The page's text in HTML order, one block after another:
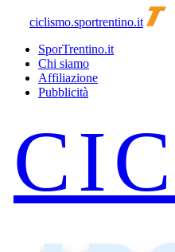
ciclismo.sportrentino.it
SporTrentino.it
Chi siamo
Affiliazione
Pubblicità